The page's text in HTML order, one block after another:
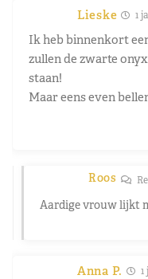
Lieske 1
Ik heb binnenkort
zullen de zwarte
staan!
Maar eens even
Roos
Aardige vrouw lijkt
Anna P. 1